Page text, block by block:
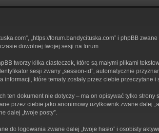
„https://forum.bandycituska.com” i phpBB zwane
dowolnej twojej sesji na forum.
tworzy kilka ciasteczek, które są małymi plikami
sesji zwany „session-id”, automatycznie
które tematy zostały przez ciebie przeczytane i
dokument nie dotyczy – ma on opisywać tylko strony
przez ciebie jako anonimowy użytkownik zwane dalej
dalej „twoje posty”.
do logowania zwane dalej „twoje hasło” i osobisty